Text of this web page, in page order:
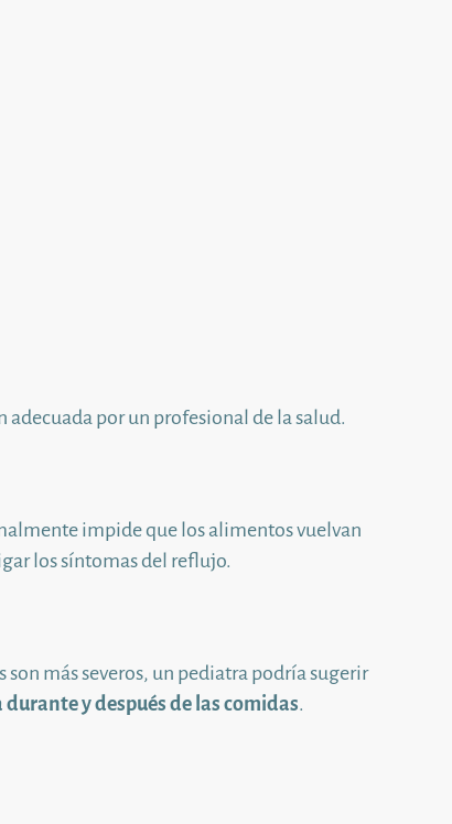
por un profesional de la salud.
impide que los alimentos vuelvan
los síntomas del reflujo.
más severos, un pediatra podría sugerir
y después de las comidas.